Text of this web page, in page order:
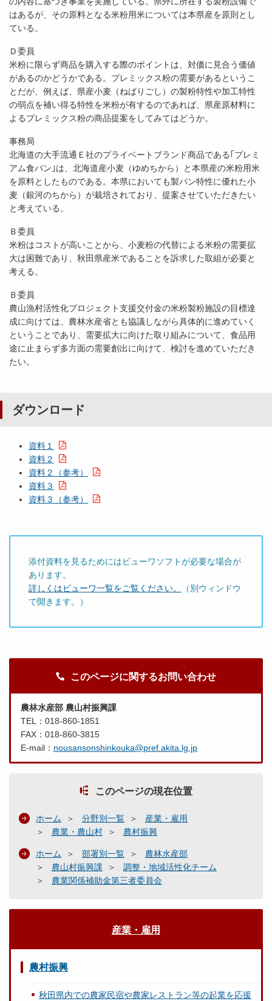
はあるが、その原料となる米粉用米については本県産を原則とし
ている。
Ｄ委員
米粉に限らず商品を購入する際のポイントは、対価に見合う価値
があるのかどうかである。プレミックス粉の需要があるというこ
とだが、例えば、県産小麦（ねばりごし）の製粉特性や加工特性
の弱点を補い得る特性を米粉が有するのであれば、県産原材料に
よるプレミックス粉の商品提案をしてみてはどうか。
事務局
北海道の大手流通Ｅ社のプライベートブランド商品である｢プレミ
アム食パン｣は、北海道産小麦（ゆめちから）と本県産の米粉用米
を原料としたものである。本県においても製パン特性に優れた小
麦（銀河のちから）が栽培されており、提案させていただきたい
と考えている。
Ｂ委員
米粉はコストが高いことから、小麦粉の代替による米粉の需要拡
大は困難であり、秋田県産米であることを訴求した取組が必要と
考える。
Ｂ委員
農山漁村活性化プロジェクト支援交付金の米粉製粉施設の目標達
成に向けては、農林水産省とも協議しながら具体的に進めていく
ということであり、需要拡大に向けた取り組みについて、食品用
途に止まらず多方面の需要創出に向けて、検討を進めていただき
たい。
ダウンロード
資料１
資料２
資料２（参考）
資料３
資料３（参考）
添付資料を見るためにはビューワソフトが必要な場合が
あります。
詳しくはビューワ一覧をご覧ください。
（別ウィンドウ
で開きます。）
このページに関するお問い合わせ
農林水産部 農山村振興課
TEL：018-860-1851
FAX：018-860-3815
E-mail： nousansonshinkouka@pref.akita.lg.jp
このページの現在位置
ホーム 分野別一覧
産業・雇用
農業・農山村
農村振興
ホーム 部署別一覧
農林水産部
農山村振興課
調整・地域活性化チーム
農業関係補助金第三者委員会
産業・雇用
農村振興
秋田県内での農家民宿や農家レストラン等の起業を応援